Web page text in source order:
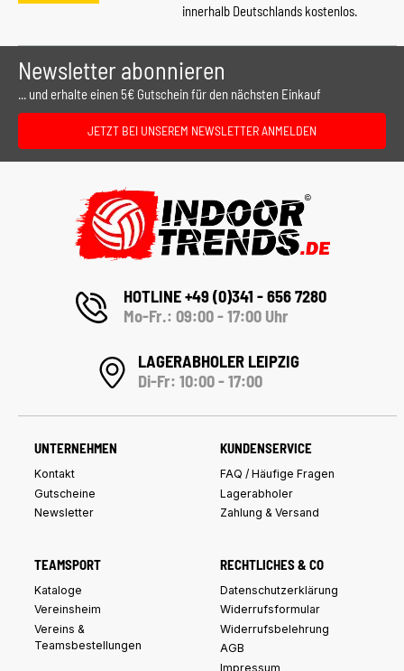
innerhalb Deutschlands kostenlos.
Newsletter abonnieren
... und erhalte einen 5€ Gutschein für den nächsten Einkauf
JETZT BEI UNSEREM NEWSLETTER ANMELDEN
HOTLINE +49 (0)341 - 656 7280
Mo-Fr.: 09:00 - 17:00 Uhr
LAGERABHOLER LEIPZIG
Di-Fr: 10:00 - 17:00
UNTERNEHMEN
Kontakt
Gutscheine
Newsletter
KUNDENSERVICE
FAQ / Häufige Fragen
Lagerabholer
Zahlung & Versand
TEAMSPORT
Kataloge
Vereinsheim
Vereins &
Teamsbestellungen
RECHTLICHES & CO
Datenschutzerklärung
Widerrufsformular
Widerrufsbelehrung
AGB
Impressum